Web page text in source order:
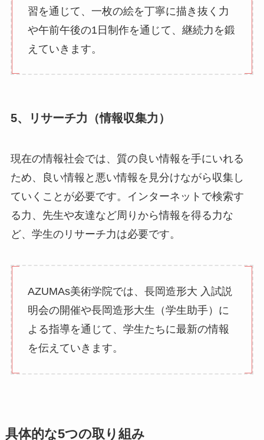
習を通じて、一枚の絵を丁寧に描き抜く力
や午前午後の1日制作を通じて、継続力を鍛
えていきます。
5、リサーチ力（情報収集力）
現在の情報社会では、質の良い情報を手にいれる
ため、良い情報と悪い情報を見分けながら収集し
ていくことが必要です。インターネットで検索す
る力、先生や友達など周りから情報を得る力な
ど、学生のリサーチ力は必要です。
AZUMAs美術学院では、長岡造形大 入試説
明会の開催や長岡造形大生（学生助手）に
よる指導を通じて、学生たちに最新の情報
を伝えていきます。
具体的な5つの取り組み